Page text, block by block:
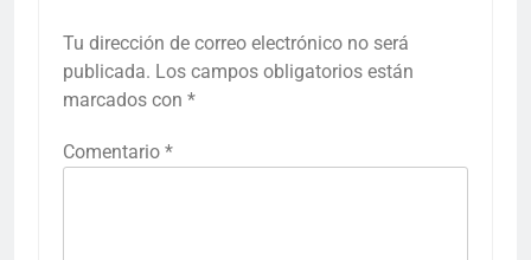
Tu dirección de correo electrónico no será
publicada. Los campos obligatorios están
marcados con *
Comentario *